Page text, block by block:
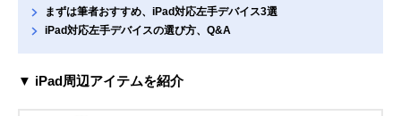
まずは筆者おすすめ、iPad対応左手デバイス3選
iPad対応左手デバイスの選び方、Q&A
▼ iPad周辺アイテムを紹介